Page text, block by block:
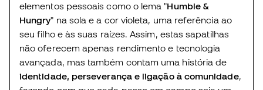
elementos pessoais como o lema "Humble &
Hungry" na sola e a cor violeta, uma referência ao
seu filho e às suas raízes. Assim, estas sapatilhas
não oferecem apenas rendimento e tecnologia
avançada, mas também contam uma história de
identidade, perseverança e ligação à comunidade,